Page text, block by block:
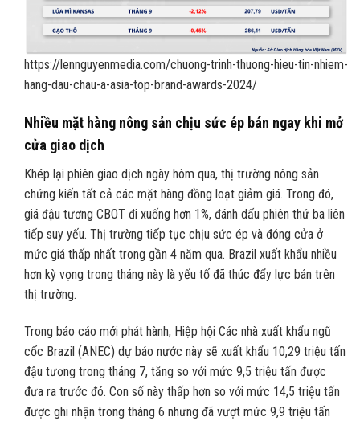
https://lennguyenmedia.com/chuong-trinh-thuong-hieu-tin-nhiem-
hang-dau-chau-a-asia-top-brand-awards-2024/
Nhiều mặt hàng nông sản chịu sức ép bán ngay khi mở
cửa giao dịch
Khép lại phiên giao dịch ngày hôm qua, thị trường nông sản
chứng kiến tất cả các mặt hàng đồng loạt giảm giá. Trong đó,
giá đậu tương CBOT đi xuống hơn 1%, đánh dấu phiên thứ ba liên
tiếp suy yếu. Thị trường tiếp tục chịu sức ép và đóng cửa ở
mức giá thấp nhất trong gần 4 năm qua. Brazil xuất khẩu nhiều
hơn kỳ vọng trong tháng này là yếu tố đã thúc đẩy lực bán trên
thị trường.
Trong báo cáo mới phát hành, Hiệp hội Các nhà xuất khẩu ngũ
cốc Brazil (ANEC) dự báo nước này sẽ xuất khẩu 10,29 triệu tấn
đậu tương trong tháng 7, tăng so với mức 9,5 triệu tấn được
đưa ra trước đó. Con số này thấp hơn so với mức 14,5 triệu tấn
được ghi nhận trong tháng 6 nhưng đã vượt mức 9,9 triệu tấn